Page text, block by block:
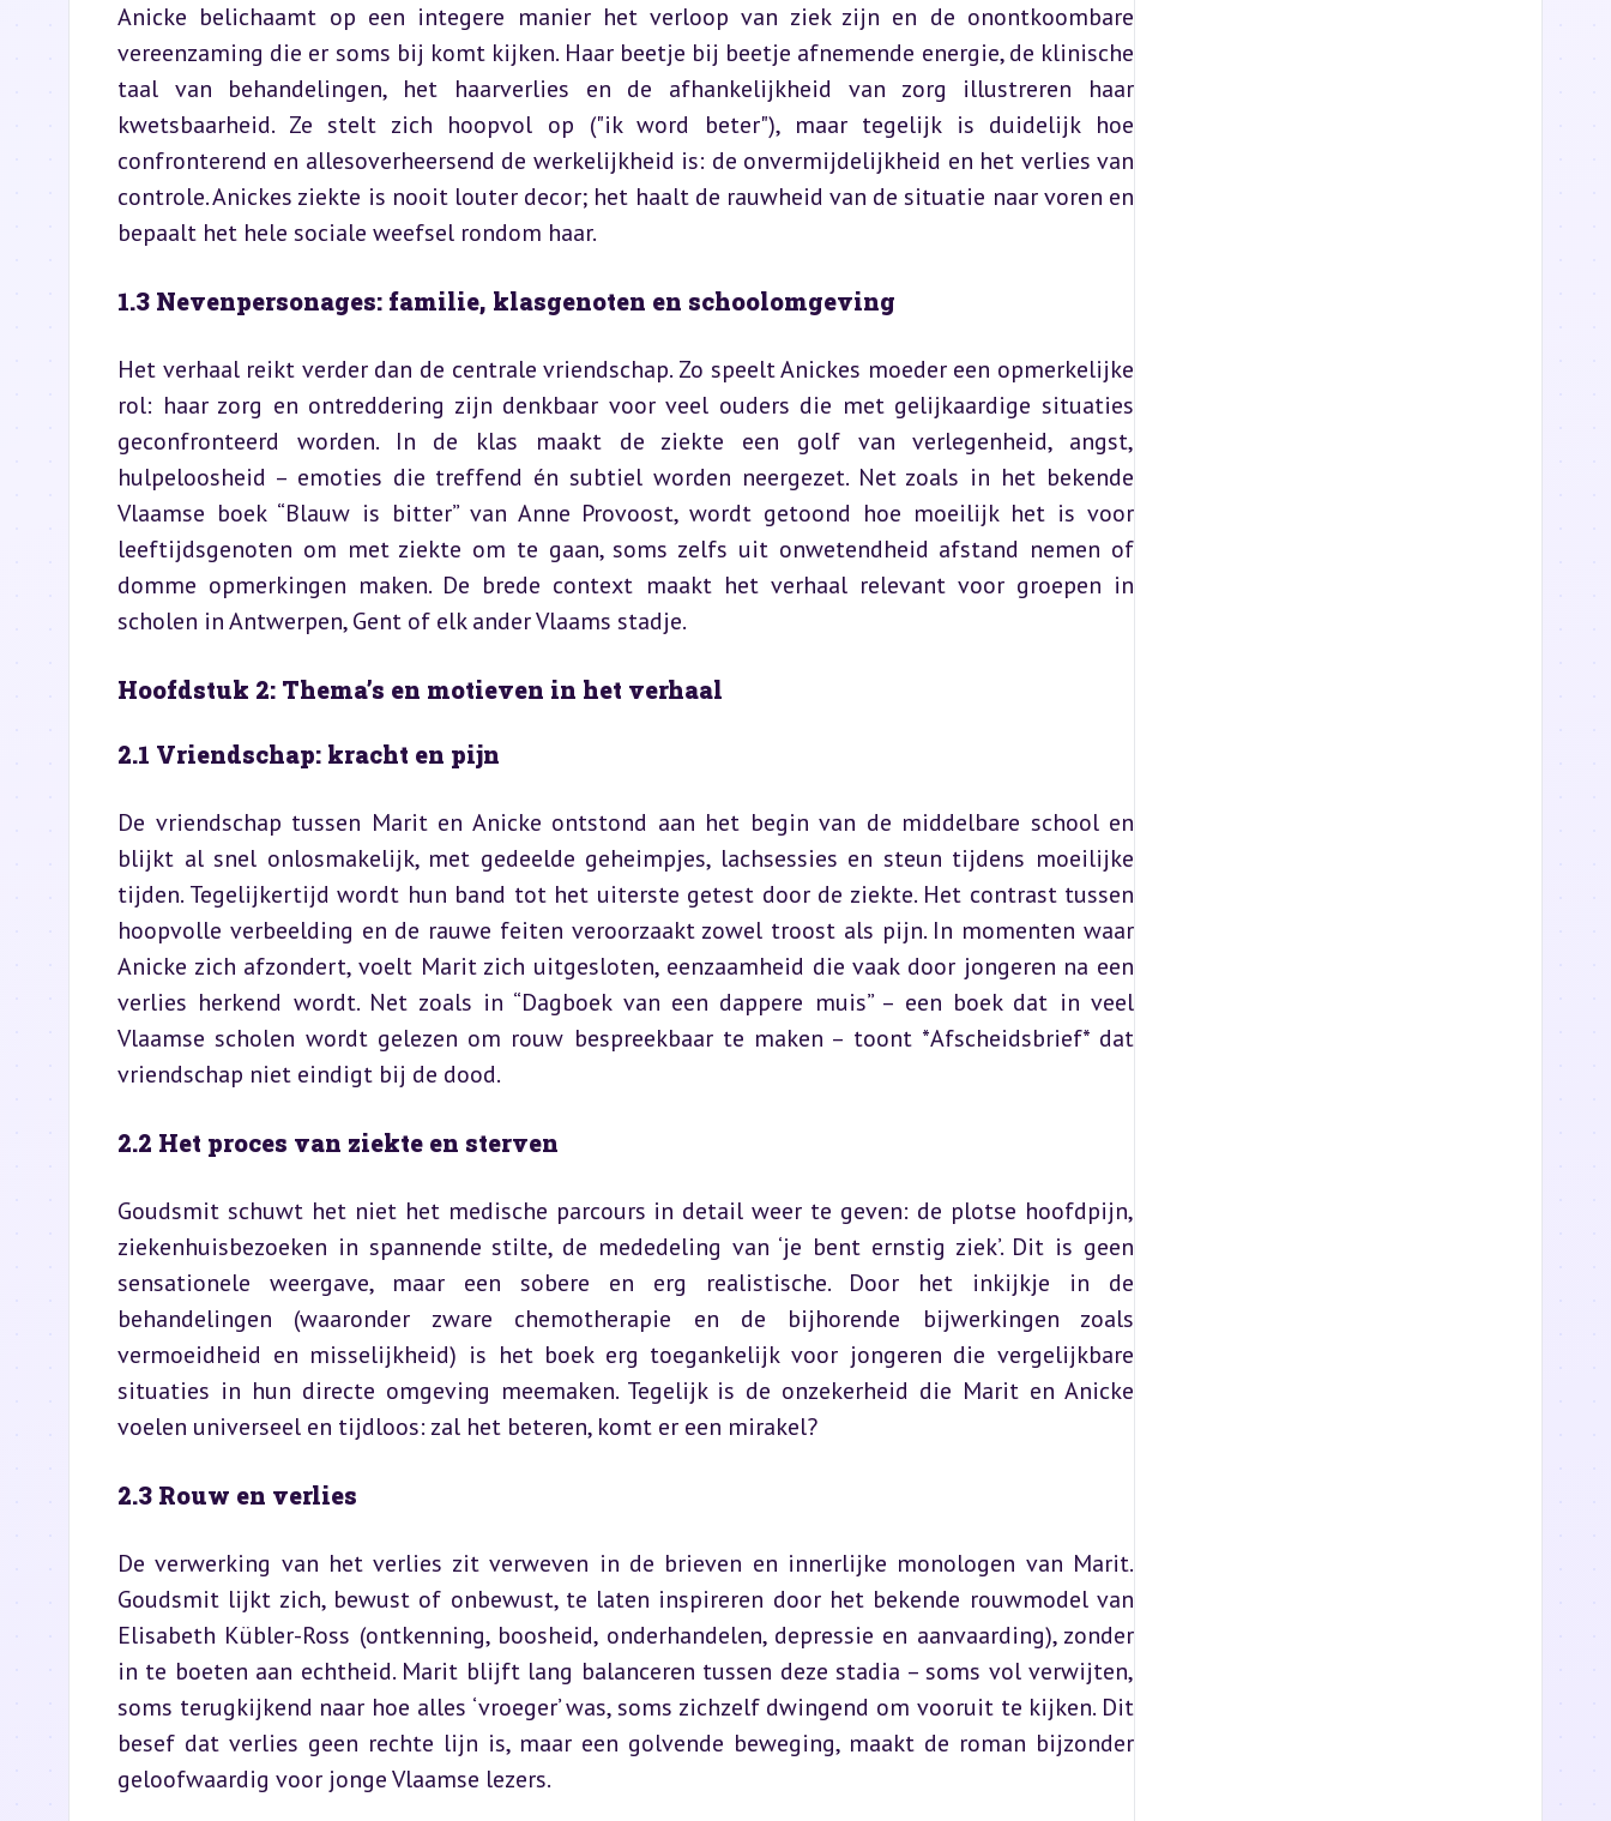
Anicke belichaamt op een integere manier het verloop van ziek zijn en de onontkoombare
vereenzaming die er soms bij komt kijken. Haar beetje bij beetje afnemende energie, de klinische
taal van behandelingen, het haarverlies en de afhankelijkheid van zorg illustreren haar
kwetsbaarheid. Ze stelt zich hoopvol op ("ik word beter"), maar tegelijk is duidelijk hoe
confronterend en allesoverheersend de werkelijkheid is: de onvermijdelijkheid en het verlies van
controle. Anickes ziekte is nooit louter decor; het haalt de rauwheid van de situatie naar voren en
bepaalt het hele sociale weefsel rondom haar.
1.3 Nevenpersonages: familie, klasgenoten en schoolomgeving
Het verhaal reikt verder dan de centrale vriendschap. Zo speelt Anickes moeder een opmerkelijke
rol: haar zorg en ontreddering zijn denkbaar voor veel ouders die met gelijkaardige situaties
geconfronteerd worden. In de klas maakt de ziekte een golf van verlegenheid, angst,
hulpeloosheid – emoties die treffend én subtiel worden neergezet. Net zoals in het bekende
Vlaamse boek “Blauw is bitter” van Anne Provoost, wordt getoond hoe moeilijk het is voor
leeftijdsgenoten om met ziekte om te gaan, soms zelfs uit onwetendheid afstand nemen of
domme opmerkingen maken. De brede context maakt het verhaal relevant voor groepen in
scholen in Antwerpen, Gent of elk ander Vlaams stadje.
Hoofdstuk 2: Thema’s en motieven in het verhaal
2.1 Vriendschap: kracht en pijn
De vriendschap tussen Marit en Anicke ontstond aan het begin van de middelbare school en
blijkt al snel onlosmakelijk, met gedeelde geheimpjes, lachsessies en steun tijdens moeilijke
tijden. Tegelijkertijd wordt hun band tot het uiterste getest door de ziekte. Het contrast tussen
hoopvolle verbeelding en de rauwe feiten veroorzaakt zowel troost als pijn. In momenten waar
Anicke zich afzondert, voelt Marit zich uitgesloten, eenzaamheid die vaak door jongeren na een
verlies herkend wordt. Net zoals in “Dagboek van een dappere muis” – een boek dat in veel
Vlaamse scholen wordt gelezen om rouw bespreekbaar te maken – toont *Afscheidsbrief* dat
vriendschap niet eindigt bij de dood.
2.2 Het proces van ziekte en sterven
Goudsmit schuwt het niet het medische parcours in detail weer te geven: de plotse hoofdpijn,
ziekenhuisbezoeken in spannende stilte, de mededeling van ‘je bent ernstig ziek’. Dit is geen
sensationele weergave, maar een sobere en erg realistische. Door het inkijkje in de
behandelingen (waaronder zware chemotherapie en de bijhorende bijwerkingen zoals
vermoeidheid en misselijkheid) is het boek erg toegankelijk voor jongeren die vergelijkbare
situaties in hun directe omgeving meemaken. Tegelijk is de onzekerheid die Marit en Anicke
voelen universeel en tijdloos: zal het beteren, komt er een mirakel?
2.3 Rouw en verlies
De verwerking van het verlies zit verweven in de brieven en innerlijke monologen van Marit.
Goudsmit lijkt zich, bewust of onbewust, te laten inspireren door het bekende rouwmodel van
Elisabeth Kübler-Ross (ontkenning, boosheid, onderhandelen, depressie en aanvaarding), zonder
in te boeten aan echtheid. Marit blijft lang balanceren tussen deze stadia – soms vol verwijten,
soms terugkijkend naar hoe alles ‘vroeger’ was, soms zichzelf dwingend om vooruit te kijken. Dit
besef dat verlies geen rechte lijn is, maar een golvende beweging, maakt de roman bijzonder
geloofwaardig voor jonge Vlaamse lezers.